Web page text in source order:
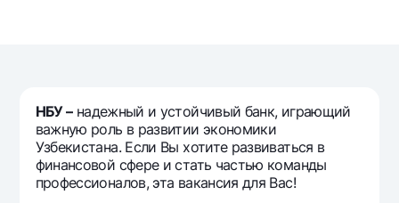
Серебряный депозит
Mastercard
Зарплатные
Garmin pay
Акции
Мобильное приложение Milliy
Часто задаваемые вопросы
НБУ –надежный и устойчивый банк, играющий
важную роль в развитии экономики
Узбекистана. Если Вы хотите развиваться в
финансовой сфере и стать частью команды
профессионалов, эта вакансия для Вас!